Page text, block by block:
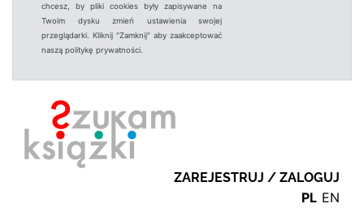
chcesz, by pliki cookies były zapisywane na
Twoim dysku zmień ustawienia swojej
przeglądarki. Kliknij "Zamknij" aby zaakceptować
naszą politykę prywatności.
ZAREJESTRUJ / ZALOGUJ
PL EN